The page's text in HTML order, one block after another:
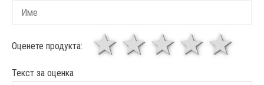
Оценете продукта: 4
3
звезди
1 звезда
Текст за оценка